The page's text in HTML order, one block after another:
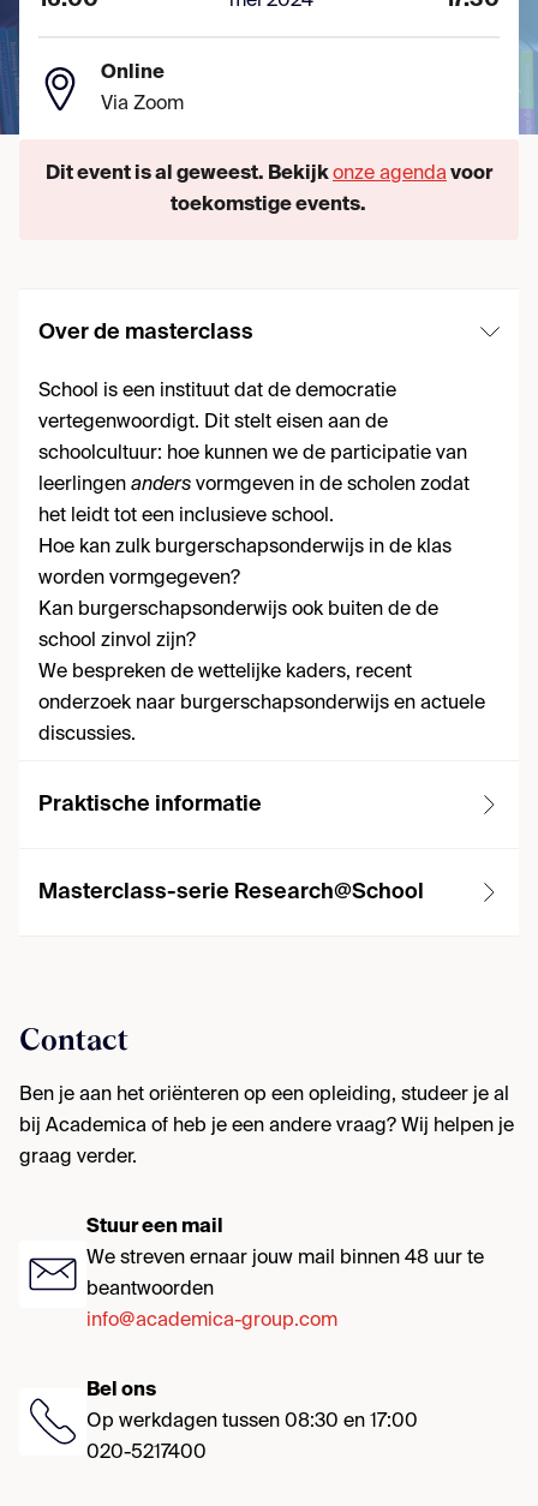
Online
Via Zoom
Dit event is al geweest. Bekijkonze agenda voor
toekomstige events.
Over de masterclass
School is een instituut dat de democratie
vertegenwoordigt. Dit stelt eisen aan de
schoolcultuur: hoe kunnen we de participatie van
leerlingen anders vormgeven in de scholen zodat
het leidt tot een inclusieve school.
Hoe kan zulk burgerschapsonderwijs in de klas
worden vormgegeven?
Kan burgerschapsonderwijs ook buiten de de
school zinvol zijn?
We bespreken de wettelijke kaders, recent
onderzoek naar burgerschapsonderwijs en actuele
discussies.
Praktische informatie
Masterclass-serie Research@School
Contact
Ben je aan het oriënteren op een opleiding, studeer je al
bij Academica of heb je een andere vraag? Wij helpen je
graag verder.
Stuur een mail
We streven ernaar jouw mail binnen 48 uur te
beantwoorden
info@academica-group.com
Bel ons
Op werkdagen tussen 08:30 en 17:00
020-5217400